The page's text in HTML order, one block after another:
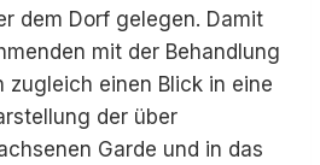
dem Dorf gelegen. Damit
mit der Behandlung
zugleich einen Blick in eine
der über
Garde und in das